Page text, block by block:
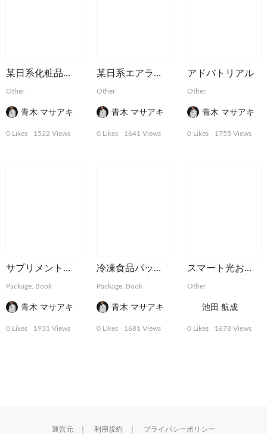
某日系化粧品会社ファッション誌用広告
Other
青木 マサアキ
0 Likes 1522 Views
某日系エアラインWSJ新聞広告
Other
青木 マサアキ
0 Likes 1641 Views
アドバトリアル
Other
青木 マサアキ
0 Likes 1755 Views
サプリメントパッケージ
Package, Book
青木 マサアキ
0 Likes 1931 Views
冷凍食品パッケージ
Package, Book
青木 マサアキ
0 Likes 1681 Views
スマート光お化け屋敷4D ふたご霊VR
Other
池田 航成
0 Likes 1678 Views
運営元 利用規約 プライバシーポリシー